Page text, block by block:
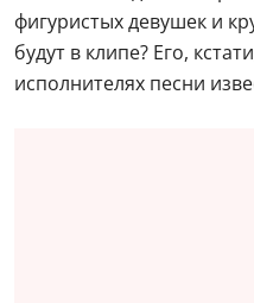
фигуристых девушек и
будут в клипе? Его,
исполнителях песни